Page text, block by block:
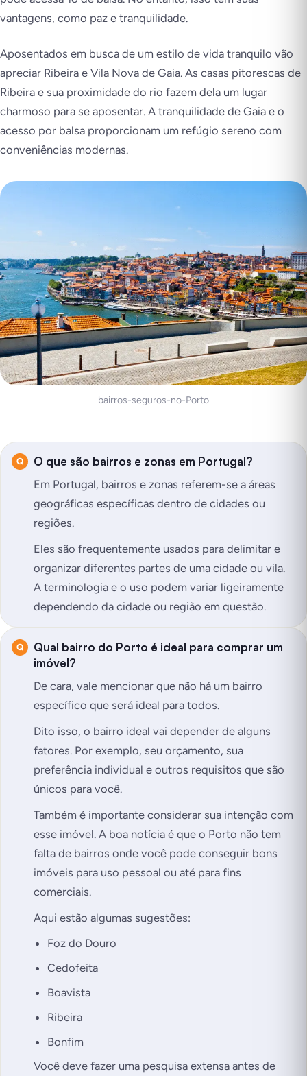
vantagens, como paz e tranquilidade.
Aposentados em busca de um estilo de vida tranquilo vão
apreciar Ribeira e Vila Nova de Gaia. As casas pitorescas de
Ribeira e sua proximidade do rio fazem dela um lugar
charmoso para se aposentar. A tranquilidade de Gaia e o
acesso por balsa proporcionam um refúgio sereno com
conveniências modernas.
bairros-seguros-no-Porto
O que são bairros e zonas em Portugal?
Em Portugal, bairros e zonas referem-se a áreas
geográficas específicas dentro de cidades ou
regiões.
Eles são frequentemente usados para delimitar e
organizar diferentes partes de uma cidade ou vila.
A terminologia e o uso podem variar ligeiramente
dependendo da cidade ou região em questão.
Qual bairro do Porto é ideal para comprar um
imóvel?
De cara, vale mencionar que não há um bairro
específico que será ideal para todos.
Dito isso, o bairro ideal vai depender de alguns
fatores. Por exemplo, seu orçamento, sua
preferência individual e outros requisitos que são
únicos para você.
Também é importante considerar sua intenção com
esse imóvel. A boa notícia é que o Porto não tem
falta de bairros onde você pode conseguir bons
imóveis para uso pessoal ou até para fins
comerciais.
Aqui estão algumas sugestões:
Foz do Douro
Cedofeita
Boavista
Ribeira
Bonfim
Você deve fazer uma pesquisa extensa antes de